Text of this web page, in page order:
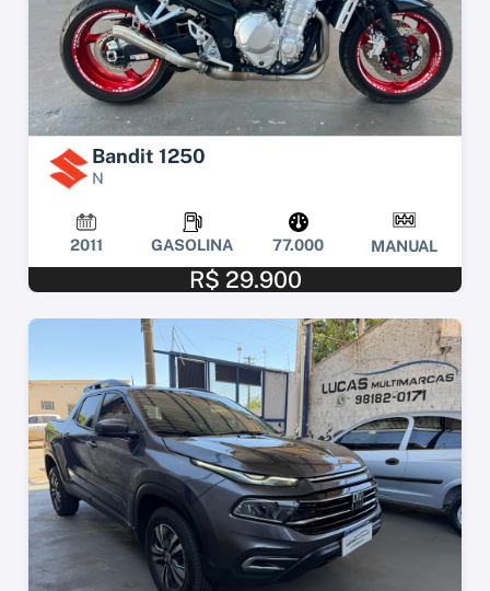
Bandit 1250
N
2011 GASOLINA 77.000 MANUAL
R$ 29.900